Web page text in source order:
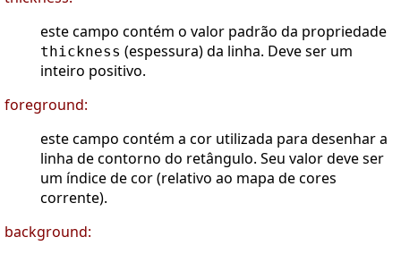
este campo contém o valor padrão da propriedade
thickness (espessura) da linha. Deve ser um
inteiro positivo.
foreground:
este campo contém a cor utilizada para desenhar a
linha de contorno do retângulo. Seu valor deve ser
um índice de cor (relativo ao mapa de cores
corrente).
background: